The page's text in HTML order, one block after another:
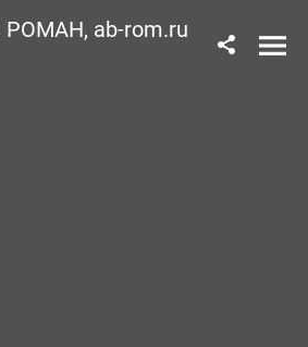
ab-rom.ru